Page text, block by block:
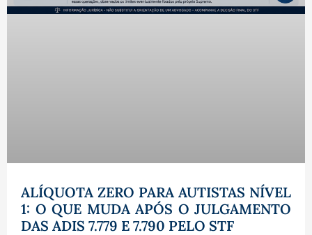
ALÍQUOTA ZERO PARA AUTISTAS NÍVEL
1: O QUE MUDA APÓS O JULGAMENTO
DAS ADIS 7.779 E 7.790 PELO STF